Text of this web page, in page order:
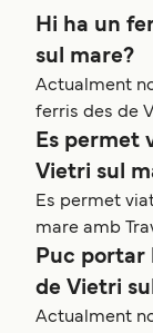
Hi ha un
sul mare?
Actualment
ferris des de
Es permet
Vietri sul
Es permet
mare amb
Puc portar
de Vietri
Actualment